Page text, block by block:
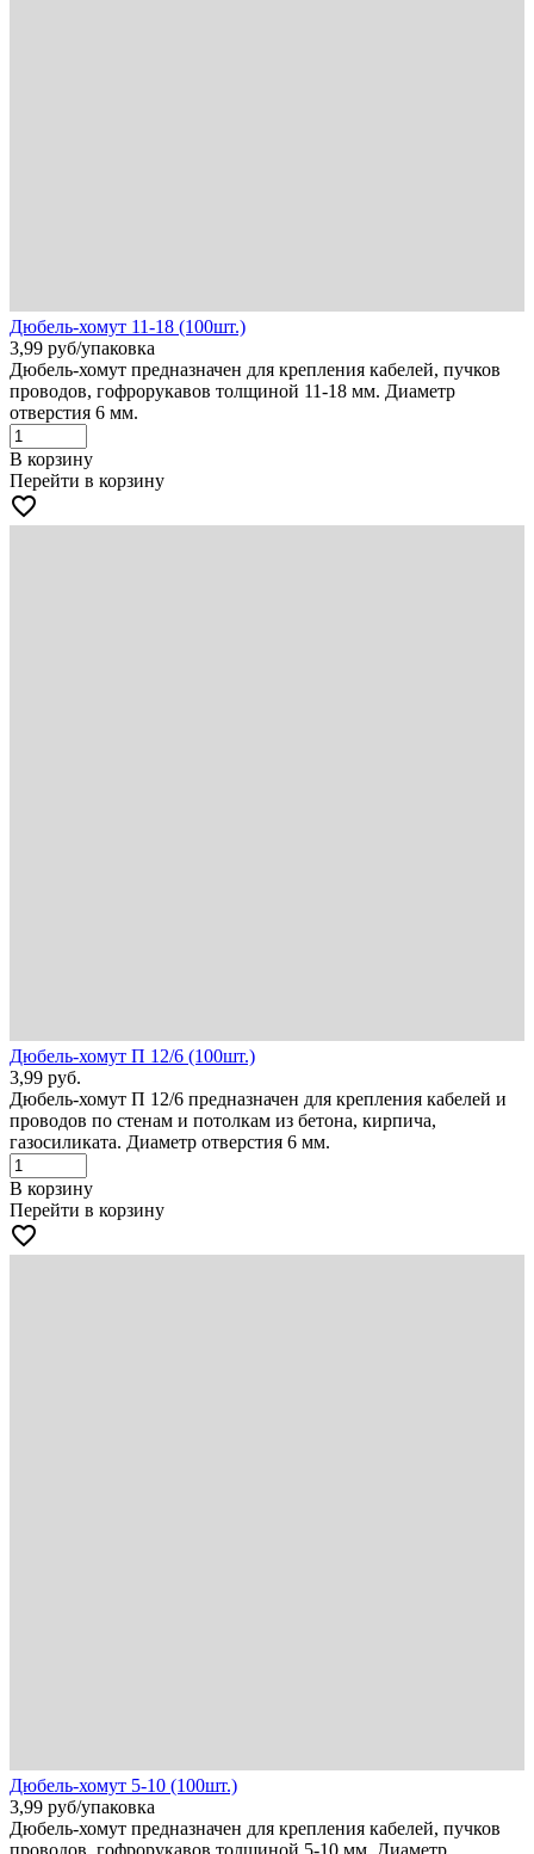
Дюбель-хомут 11-18 (100шт.)
3,99 руб/упаковка
Дюбель-хомут предназначен для крепления кабелей, пучков
проводов, гофрорукавов толщиной 11-18 мм. Диаметр
отверстия 6 мм.
В корзину
Перейти в корзину
favorite_border
Дюбель-хомут П 12/6 (100шт.)
3,99 руб.
Дюбель-хомут П 12/6 предназначен для крепления кабелей и
проводов по стенам и потолкам из бетона, кирпича,
газосиликата. Диаметр отверстия 6 мм.
В корзину
Перейти в корзину
favorite_border
Дюбель-хомут 5-10 (100шт.)
3,99 руб/упаковка
Дюбель-хомут предназначен для крепления кабелей, пучков
проводов, гофрорукавов толщиной 5-10 мм. Диаметр